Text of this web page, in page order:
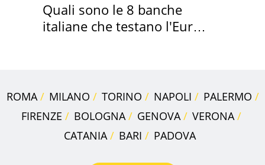
Quali sono le 8 banche
italiane che testano l'Euro
ROMA MILANO TORINO NAPOLI
PALERMO
FIRENZE
BOLOGNA GENOVA
VERONA
CATANIA
BARI PADOVA